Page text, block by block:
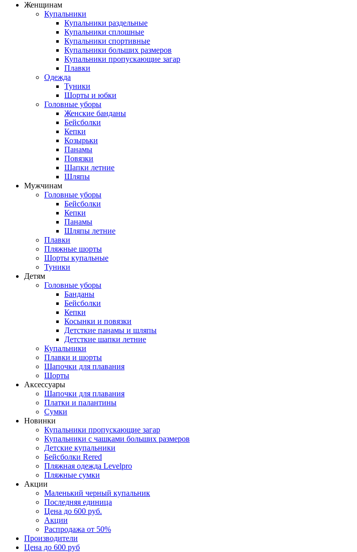
Женщинам
Купальники
Купальники раздельные
Купальники сплошные
Купальники спортивные
Купальники больших размеров
Купальники пропускающие загар
Плавки
Одежда
Туники
Шорты и юбки
Головные уборы
Женские банданы
Бейсболки
Кепки
Козырьки
Панамы
Повязки
Шапки летние
Шляпы
Мужчинам
Головные уборы
Бейсболки
Кепки
Панамы
Шляпы летние
Плавки
Пляжные шорты
Шорты купальные
Туники
Детям
Головные уборы
Банданы
Бейсболки
Кепки
Косынки и повязки
Детсткие панамы и шляпы
Детсткие шапки летние
Купальники
Плавки и шорты
Шапочки для плавания
Шорты
Аксессуары
Шапочки для плавания
Платки и палантины
Сумки
Новинки
Купальники пропускающие загар
Купальники с чашками больших размеров
Детские купальники
Бейсболки Rered
Пляжная одежда Levelpro
Пляжные сумки
Акции
Маленький черный купальник
Последняя единица
Цена до 600 руб.
Акции
Распродажа от 50%
Производители
Цена до 600 руб